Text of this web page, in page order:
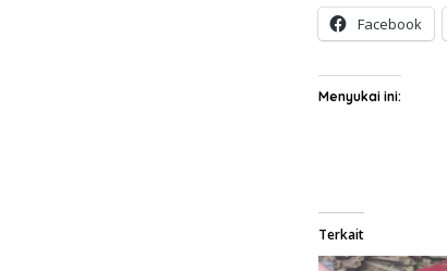
Facebook
Menyukai ini:
Terkait